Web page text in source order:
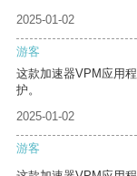
2025-01-02
游客
这款加速器VPM应用
护。
2025-01-02
游客